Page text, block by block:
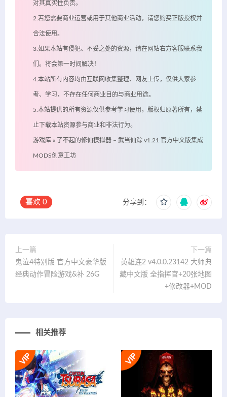
对其真实性负责。
2.若您需要商业运营或用于其他商业活动，请您购买正版授权并
合法使用。
3.如果本站有侵犯、不妥之处的资源，请在网站右方客服联系我
们。将会第一时间解决！
4.本站所有内容均由互联网收集整理、网友上传，仅供大家参
考、学习，不存在任何商业目的与商业用途。
5.本站提供的所有资源仅供参考学习使用，版权归原著所有，禁
止下载本站资源参与商业和非法行为。
游戏库 » 了不起的修仙模拟器 – 武当仙踪 v1.21 官方中文版集成
MODS创意工坊
喜欢 0 分享到：
上一篇
鬼泣4特别版 官方中文豪华版
经典动作冒险游戏&补 26G
下一篇
英雄连2 v4.0.0.23142 大师典
藏中文版 全指挥官+20张地图
+修改器+MOD
相关推荐